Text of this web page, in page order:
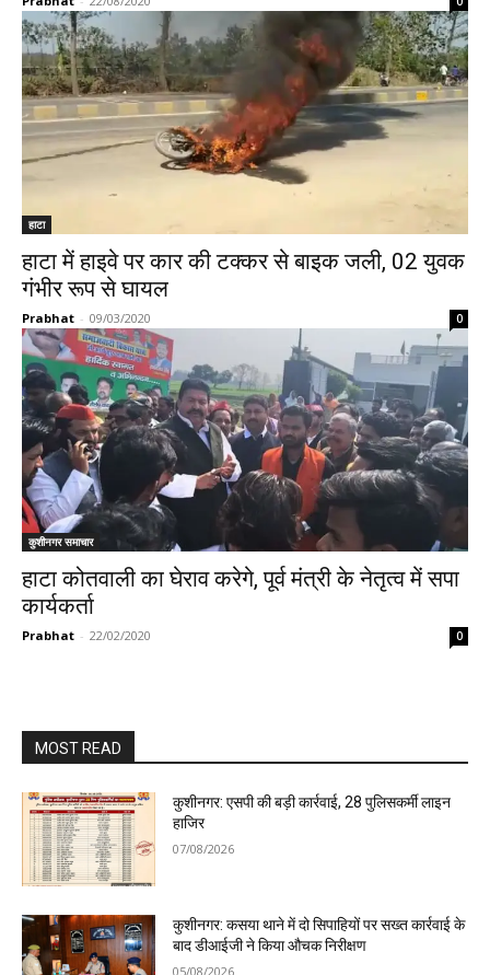
हाटा
हाटा में हाइवे पर कार की टक्कर से बाइक जली, 02 युवक
गंभीर रूप से घायल
Prabhat - 09/03/2020 0
कुशीनगर समाचार
हाटा कोतवाली का घेराव करेगे, पूर्व मंत्री के नेतृत्व में सपा
कार्यकर्ता
Prabhat - 22/02/2020 0
MOST READ
कुशीनगर: एसपी की बड़ी कार्रवाई, 28 पुलिसकर्मी लाइन
हाजिर
07/08/2026
कुशीनगर: कसया थाने में दो सिपाहियों पर सख्त कार्रवाई के
बाद डीआईजी ने किया औचक निरीक्षण
05/08/2026